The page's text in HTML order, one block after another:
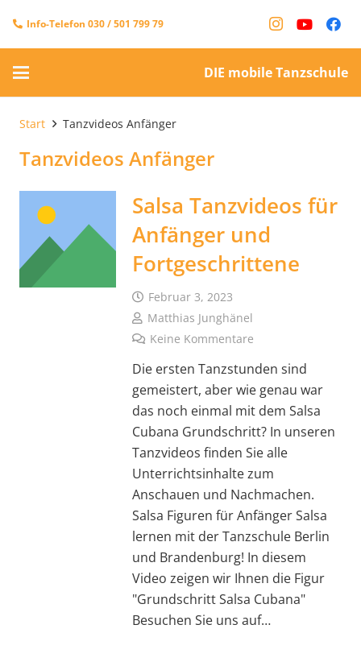
Info-Telefon 030 / 501 799 79
DIE mobile Tanzschule
Start Tanzvideos Anfänger
Tanzvideos Anfänger
Salsa Tanzvideos für
Anfänger und
Fortgeschrittene
Februar 3, 2023
Matthias Junghänel
Keine Kommentare
Die ersten Tanzstunden sind
gemeistert, aber wie genau war
das noch einmal mit dem Salsa
Cubana Grundschritt? In unseren
Tanzvideos finden Sie alle
Unterrichtsinhalte zum
Anschauen und Nachmachen.
Salsa Figuren für Anfänger Salsa
lernen mit der Tanzschule Berlin
und Brandenburg! In diesem
Video zeigen wir Ihnen die Figur
"Grundschritt Salsa Cubana"
Besuchen Sie uns auf…